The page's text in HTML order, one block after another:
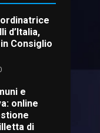
d’Italia,
Consiglio
e
online
di